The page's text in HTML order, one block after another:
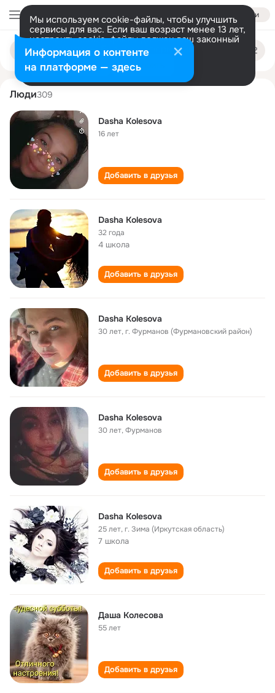
Войти
Мы используем cookie-файлы, чтобы улучшить
сервисы для вас. Если ваш возраст менее 13 лет,
настроить cookie-файлы должен ваш законный
представитель. Больше информации
Разрешить все Настроить
Поиск
людям
dasha kolesova
Люди309
Dasha Kolesova
16 лет
Добавить в друзья
Dasha Kolesova
32 года
4 школа
Добавить в друзья
Dasha Kolesova
30 лет,г. Фурманов (Фурмановский район)
Добавить в друзья
Dasha Kolesova
30 лет,Фурманов
Добавить в друзья
Dasha Kolesova
25 лет,г. Зима (Иркутская область)
7 школа
Добавить в друзья
Даша Колесова
55 лет
Добавить в друзья
Информация о контенте
на платформе — здесь